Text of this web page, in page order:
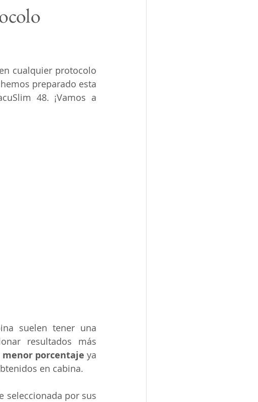
cualquier protocolo
preparado esta
48. ¡Vamos a
suelen tener una
resultados más
menor porcentaje ya
en cabina.
seleccionada por sus